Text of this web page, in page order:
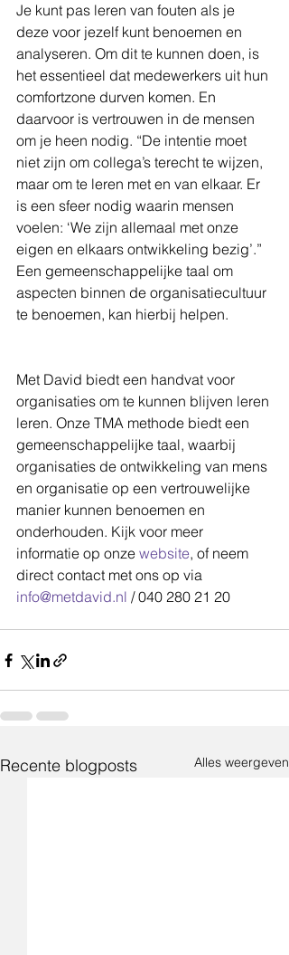
Je kunt pas leren van fouten als je
deze voor jezelf kunt benoemen en
analyseren. Om dit te kunnen doen, is
het essentieel dat medewerkers uit hun
comfortzone durven komen. En
daarvoor is vertrouwen in de mensen
om je heen nodig. “De intentie moet
niet zijn om collega’s terecht te wijzen,
maar om te leren met en van elkaar. Er
is een sfeer nodig waarin mensen
voelen: ‘We zijn allemaal met onze
eigen en elkaars ontwikkeling bezig’.”
Een gemeenschappelijke taal om
aspecten binnen de organisatiecultuur
te benoemen, kan hierbij helpen.
Met David biedt een handvat voor
organisaties om te kunnen blijven leren
leren. Onze TMA methode biedt een
gemeenschappelijke taal, waarbij
organisaties de ontwikkeling van mens
en organisatie op een vertrouwelijke
manier kunnen benoemen en
onderhouden. Kijk voor meer
informatie op onze website, of neem
direct contact met ons op via
info@metdavid.nl / 040 280 21 20
Recente blogposts Alles weergeven